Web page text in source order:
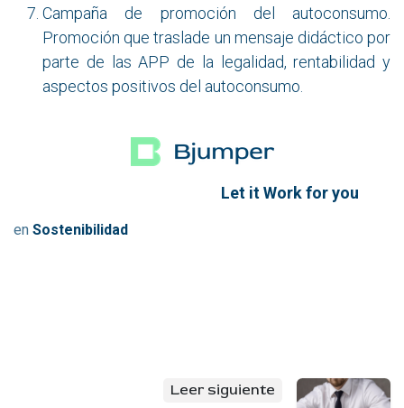
Campaña de promoción del autoconsumo.
Promoción que traslade un mensaje didáctico por
parte de las APP de la legalidad, rentabilidad y
aspectos positivos del autoconsumo.
Let it Work for you
en Sostenibilidad
Leer siguiente